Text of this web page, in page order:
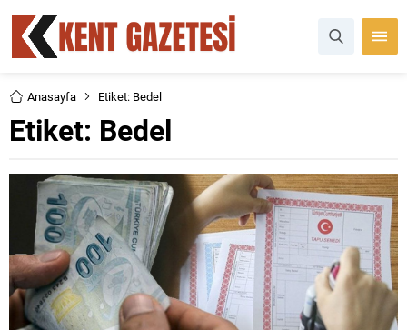
Anasayfa Etiket: Bedel
Etiket: Bedel